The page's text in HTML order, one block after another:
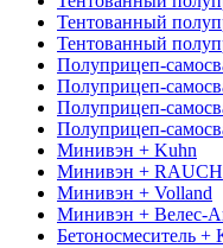
Тентованный
Тентованный
Полуприцеп-
Полуприцеп-
Полуприцеп-
Полуприцеп-
Минивэн + Kuhn
Минивэн + RAUCH
Минивэн + Volland
Минивэн + Велес-
Бетоносмеситель +